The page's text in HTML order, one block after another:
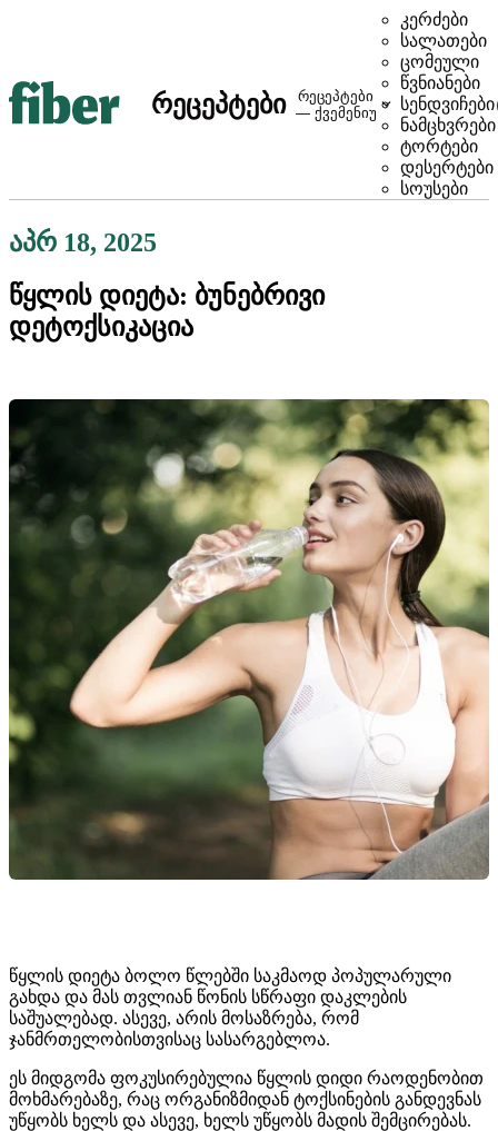
რეცეპტები
რეცეპტები
— ქვემენიუ
კერძები
სალათები
ცომეული
წვნიანები
სენდვიჩები
ნამცხვრები
ტორტები
დესერტები
სოუსები
აპრ 18, 2025
წყლის დიეტა: ბუნებრივი
დეტოქსიკაცია
წყლის დიეტა ბოლო წლებში საკმაოდ პოპულარული
გახდა და მას თვლიან წონის სწრაფი დაკლების
საშუალებად. ასევე, არის მოსაზრება, რომ
ჯანმრთელობისთვისაც სასარგებლოა.
ეს მიდგომა ფოკუსირებულია წყლის დიდი რაოდენობით
მოხმარებაზე, რაც ორგანიზმიდან ტოქსინების განდევნას
უწყობს ხელს და ასევე, ხელს უწყობს მადის შემცირებას.